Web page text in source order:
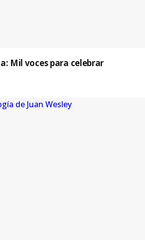
Mil voces para celebrar